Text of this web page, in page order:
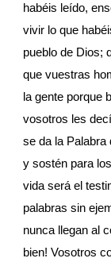
habéis leído,
vivir lo que
pueblo de Dios;
que vuestras
la gente porque
vosotros les
se da la
y sostén para
vida será el
palabras sin
nunca llegan al
bien! Vosotros